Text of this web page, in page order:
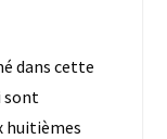
dans cette
sont
huitièmes